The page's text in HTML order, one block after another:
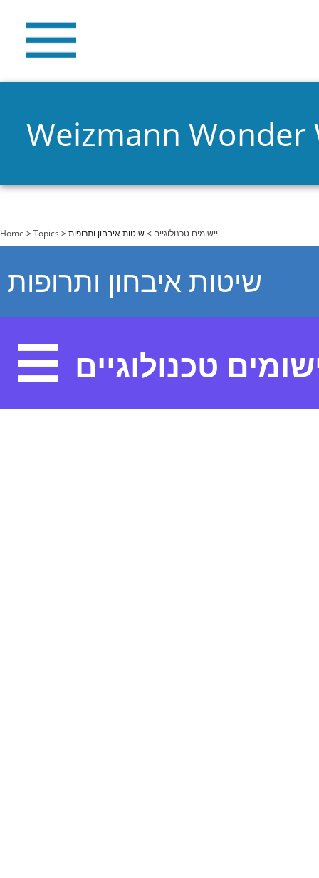
Weizmann Wonder
You are here
Home >Topics > יישומים טכנולוגיים > שיטות איבחון ותרופות
שיטות איבחון ותרופות
טכנולוגיים